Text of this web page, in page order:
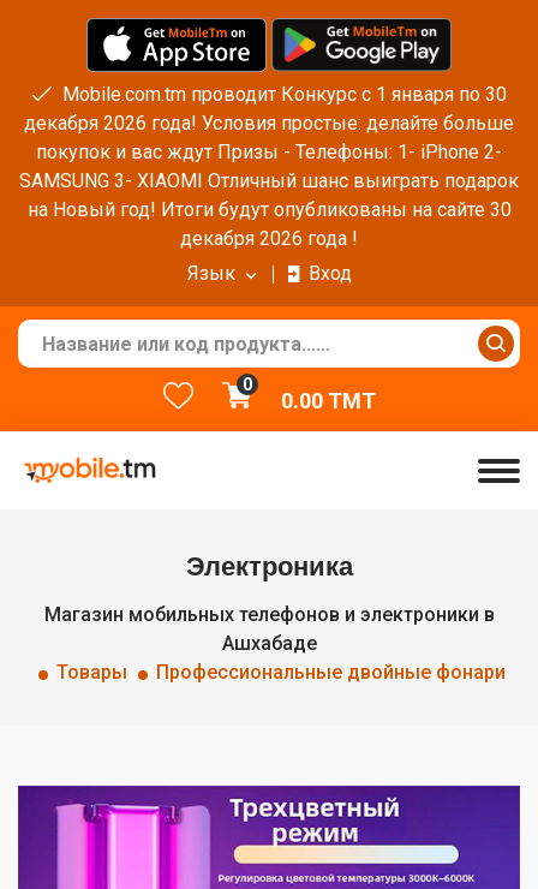
Mobile.com.tm проводит Конкурс с 1 января по 30
декабря 2026 года! Условия простые: делайте больше
покупок и вас ждут Призы - Телефоны: 1- iPhone 2-
SAMSUNG 3- XIAOMI Отличный шанс выиграть подарок
на Новый год! Итоги будут опубликованы на сайте 30
декабря 2026 года !
Язык
Вход
0
0.00TMT
Электроника
Магазин мобильных телефонов и электроники в
Ашхабаде
Товары
Профессиональные двойные фонари